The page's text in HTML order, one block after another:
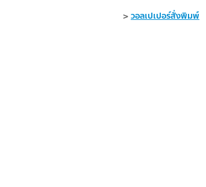
>วอลเปเปอร์สั่งพิมพ์